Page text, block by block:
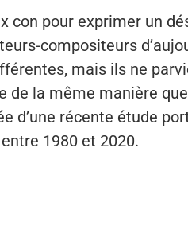
con pour exprimer un
compositeurs
mais ils ne
de la même manière
d’une récente étude
1980 et 2020.